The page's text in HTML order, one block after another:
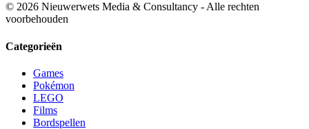
© 2026 Nieuwerwets Media & Consultancy - Alle rechten
voorbehouden
Categorieën
Games
Pokémon
LEGO
Films
Bordspellen